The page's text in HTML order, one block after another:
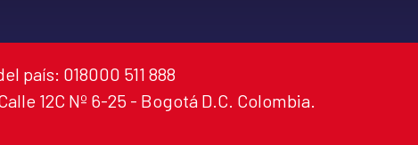
país: 018000 511 888
12C Nº 6-25 - Bogotá D.C. Colombia.